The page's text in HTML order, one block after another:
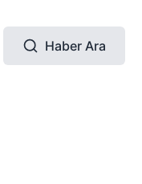
Haber Ara